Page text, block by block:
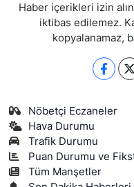
Haber içerikleri izin
iktibas edilemez.
kopyalanamaz,
Nöbetçi Eczaneler
Hava Durumu
Trafik Durumu
Puan Durumu ve
Tüm Manşetler